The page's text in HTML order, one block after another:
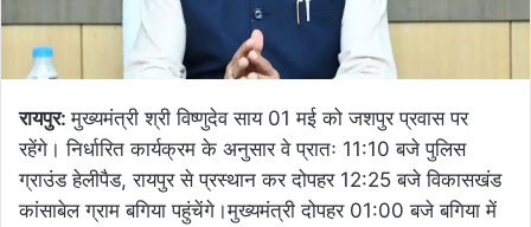
रायपुर:मुख्यमंत्री श्री विष्णुदेव साय 01 मई को जशपुर प्रवास पर
रहेंगे। निर्धारित कार्यक्रम के अनुसार वे प्रातः 11:10 बजे पुलिस
ग्राउंड हेलीपैड, रायपुर से प्रस्थान कर दोपहर 12:25 बजे विकासखंड
कांसाबेल ग्राम बगिया पहुंचेंगे।मुख्यमंत्री दोपहर 01:00 बजे बगिया में